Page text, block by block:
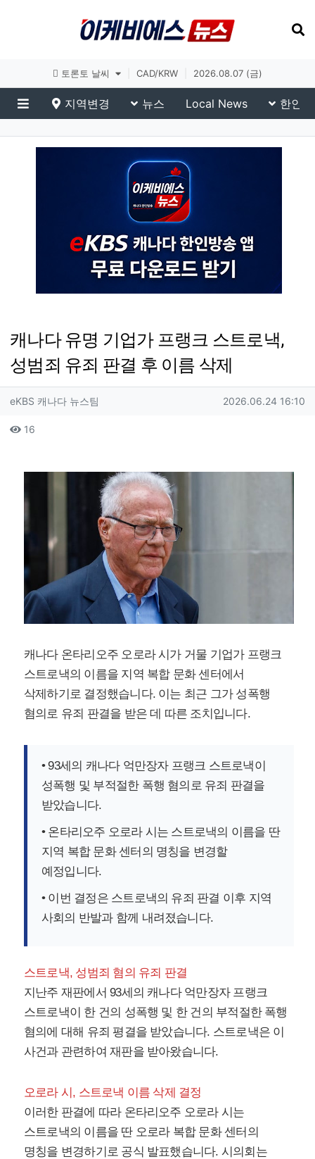
토론토 날씨 CAD/KRW 2026.08.07 (금)
메뉴
지역변경 뉴스 Local News 한인
eKBS News
캐나다 유명 기업가 프랭크 스트로낵,
성범죄 유죄 판결 후 이름 삭제
작성자 정보
eKBS 캐나다 뉴스팀 작성일
2026.06.24 16:10
컨텐츠 정보
16
캐나다 온타리오주 오로라 시가 거물 기업가 프랭크
스트로낵의 이름을 지역 복합 문화 센터에서
삭제하기로 결정했습니다. 이는 최근 그가 성폭행
혐의로 유죄 판결을 받은 데 따른 조치입니다.
• 93세의 캐나다 억만장자 프랭크 스트로낵이
성폭행 및 부적절한 폭행 혐의로 유죄 판결을
받았습니다.
• 온타리오주 오로라 시는 스트로낵의 이름을 딴
지역 복합 문화 센터의 명칭을 변경할
예정입니다.
• 이번 결정은 스트로낵의 유죄 판결 이후 지역
사회의 반발과 함께 내려졌습니다.
스트로낵, 성범죄 혐의 유죄 판결
지난주 재판에서 93세의 캐나다 억만장자 프랭크
스트로낵이 한 건의 성폭행 및 한 건의 부적절한 폭행
혐의에 대해 유죄 평결을 받았습니다. 스트로낵은 이
사건과 관련하여 재판을 받아왔습니다.
오로라 시, 스트로낵 이름 삭제 결정
이러한 판결에 따라 온타리오주 오로라 시는
스트로낵의 이름을 딴 오로라 복합 문화 센터의
명칭을 변경하기로 공식 발표했습니다. 시의회는